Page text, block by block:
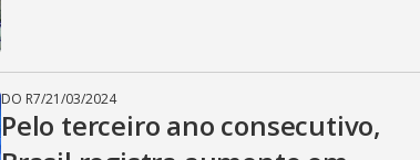
DO R7/21/03/2024
Pelo terceiro ano consecutivo,